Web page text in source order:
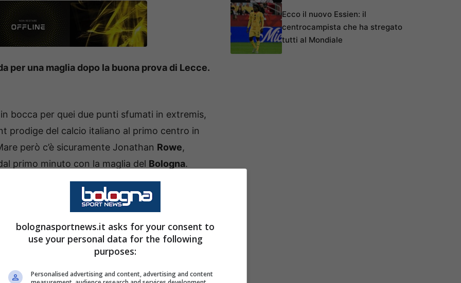
per una maglia dopo la buona prova di Lecce.
in bocca per quei due punti sfumati in extremis,
prodige del calcio italiano al primo centro in
però c’è sicuramente Jonathan Rowe,
primo minuto con la maglia del Bologna.
tra i più pericolosi della squadra di
colpo di reni di VladimiroFalconeha negato
il consueto discorso dell’alternanza, contro il
ma non è da escludere che Italiano possa
(titolare contro Genoa e Aston Villa),
Sport.
Ecco il nuovo Essien: il
centrocampista che ha stregato
tutti al Mondiale
bolognasportnews.it asks for your consent to
use your personal data for the following
purposes:
Personalised advertising and content, advertising and content